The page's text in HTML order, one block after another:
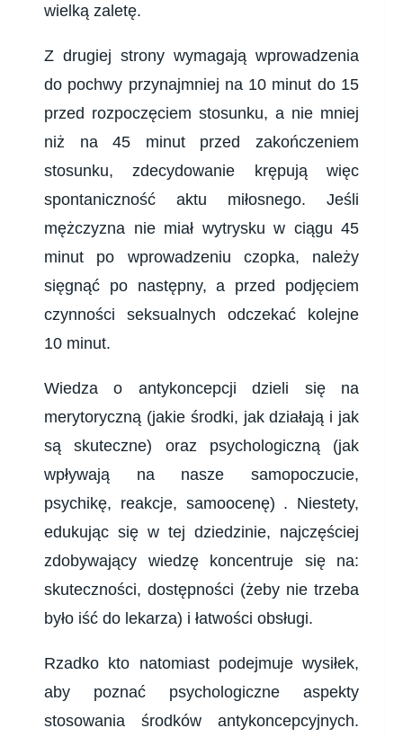
wielką zaletę.
Z drugiej strony wymagają wprowadzenia
do pochwy przynajmniej na 10 minut do 15
przed rozpoczęciem stosunku, a nie mniej
niż na 45 minut przed zakończeniem
stosunku, zdecydowanie krępują więc
spontaniczność aktu miłosnego. Jeśli
mężczyzna nie miał wytrysku w ciągu 45
minut po wprowadzeniu czopka, należy
sięgnąć po następny, a przed podjęciem
czynności seksualnych odczekać kolejne
10 minut.
Wiedza o antykoncepcji dzieli się na
merytoryczną (jakie środki, jak działają i jak
są skuteczne) oraz psychologiczną (jak
wpływają na nasze samopoczucie,
psychikę, reakcje, samoocenę) . Niestety,
edukując się w tej dziedzinie, najczęściej
zdobywający wiedzę koncentruje się na:
skuteczności, dostępności (żeby nie trzeba
było iść do lekarza) i łatwości obsługi.
Rzadko kto natomiast podejmuje wysiłek,
aby poznać psychologiczne aspekty
stosowania środków antykoncepcyjnych.